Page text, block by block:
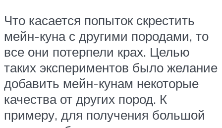
Что касается попыток скрестить
мейн-куна с другими породами, то
все они потерпели крах. Целью
таких экспериментов было желание
добавить мейн-кунам некоторые
качества от других пород. К
примеру, для получения большой